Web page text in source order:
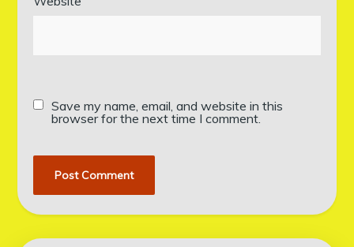
Save my name, email, and website in this
browser for the next time I comment.